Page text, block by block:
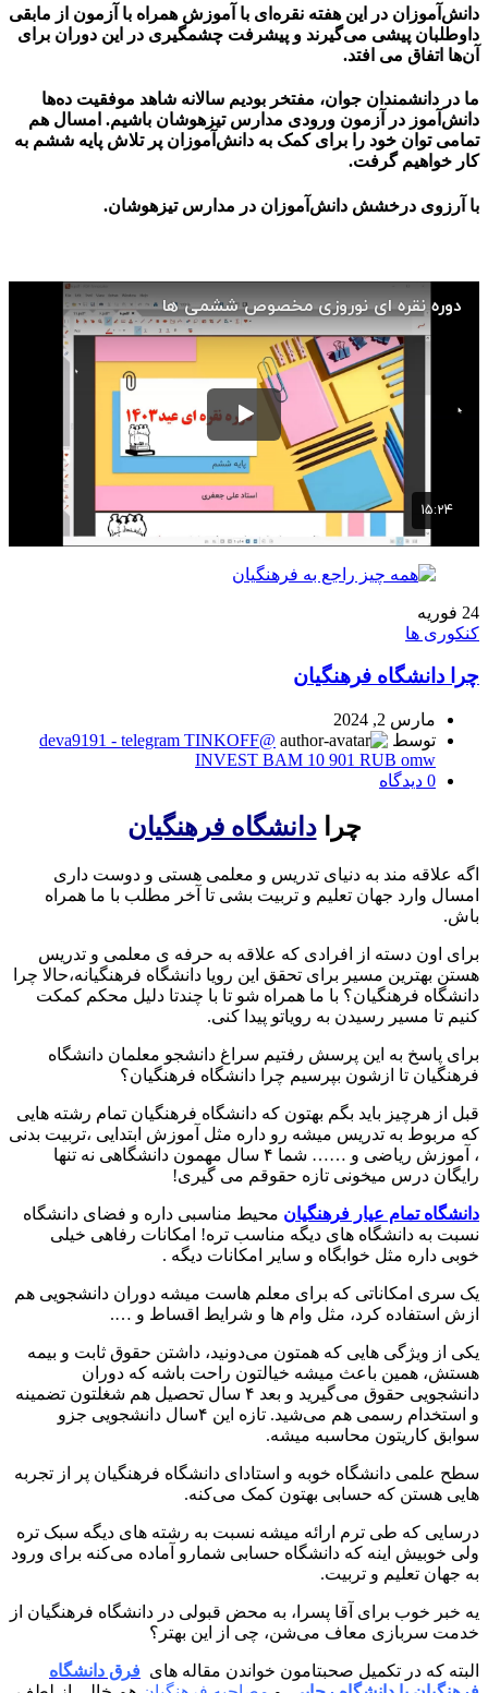
دانش‌آموزان در این هفته نقره‌ای با آموزش همراه با آزمون از مابقی
داوطلبان پیشی می‌گیرند و پیشرفت چشمگیری در این دوران برای
آن‌ها اتفاق می افتد.
ما در دانشمندان جوان، مفتخر بودیم سالانه شاهد موفقیت ده‌ها
دانش‌آموز در آزمون ورودی مدارس تیزهوشان باشیم. امسال هم
تمامی توان خود را برای کمک به دانش‌آموزان پر تلاش پایه ششم به
کار خواهیم گرفت.
با آرزوی درخشش دانش‌آموزان در مدارس تیزهوشان.
24 فوریه
کنکوری ها
چرا دانشگاه فرهنگیان
مارس 2, 2024
توسط
@deva9191 - telegram TINKOFF
INVEST BAM 10 901 RUB omw
0 دیدگاه
چرادانشگاه فرهنگیان
اگه علاقه مند به دنیای تدریس و معلمی هستی و دوست داری
امسال وارد جهان تعلیم و تربیت بشی تا آخر مطلب با ما همراه
باش.
برای اون دسته از افرادی که علاقه به حرفه ی معلمی و تدریس
هستن بهترین مسیر برای تحقق این رویا دانشگاه فرهنگیانه،حالا چرا
دانشگاه فرهنگیان؟ با ما همراه شو تا با چندتا دلیل محکم کمکت
کنیم تا مسیر رسیدن به رویاتو پیدا کنی.
برای پاسخ به این پرسش رفتیم سراغ دانشجو معلمان دانشگاه
فرهنگیان تا ازشون بپرسیم چرا دانشگاه فرهنگیان؟
قبل از هرچیز باید بگم بهتون که دانشگاه فرهنگیان تمام رشته هایی
که مربوط به تدریس میشه رو داره مثل آموزش ابتدایی ،تربیت بدنی
، آموزش ریاضی و …… شما ۴ سال مهمون دانشگاهی نه تنها
رایگان درس میخونی تازه حقوقم می گیری!
دانشگاه تمام عیار فرهنگیان محیط مناسبی داره و فضای دانشگاه
نسبت به دانشگاه های دیگه مناسب تره! امکانات رفاهی خیلی
خوبی داره مثل خوابگاه و سایر امکانات دیگه .
یک سری امکاناتی که برای معلم هاست میشه دوران دانشجویی هم
ازش استفاده کرد، مثل وام ها و شرایط اقساط و ….
یکی از ویژگی هایی که همتون می‌دونید، داشتن حقوق ثابت و بیمه
هستش، همین باعث میشه خیالتون راحت باشه که دوران
دانشجویی حقوق می‌گیرید و بعد ۴ سال تحصیل هم شغلتون تضمینه
و استخدام رسمی هم می‌شید. تازه این ۴سال دانشجویی جزو
سوابق کاریتون محاسبه میشه.
سطح علمی دانشگاه خوبه و استادای دانشگاه فرهنگیان پر از تجربه
هایی هستن که حسابی بهتون کمک می‌کنه.
درسایی که طی ترم ارائه میشه نسبت به رشته های دیگه سبک تره
ولی خوبیش اینه که دانشگاه حسابی شمارو آماده می‌کنه برای ورود
به جهان تعلیم و تربیت.
یه خبر خوب برای آقا پسرا، به محض قبولی در دانشگاه فرهنگیان از
خدمت سربازی معاف می‌شن، چی از این بهتر؟
البته که در تکمیل صحبتامون خواندن مقاله های فرق دانشگاه